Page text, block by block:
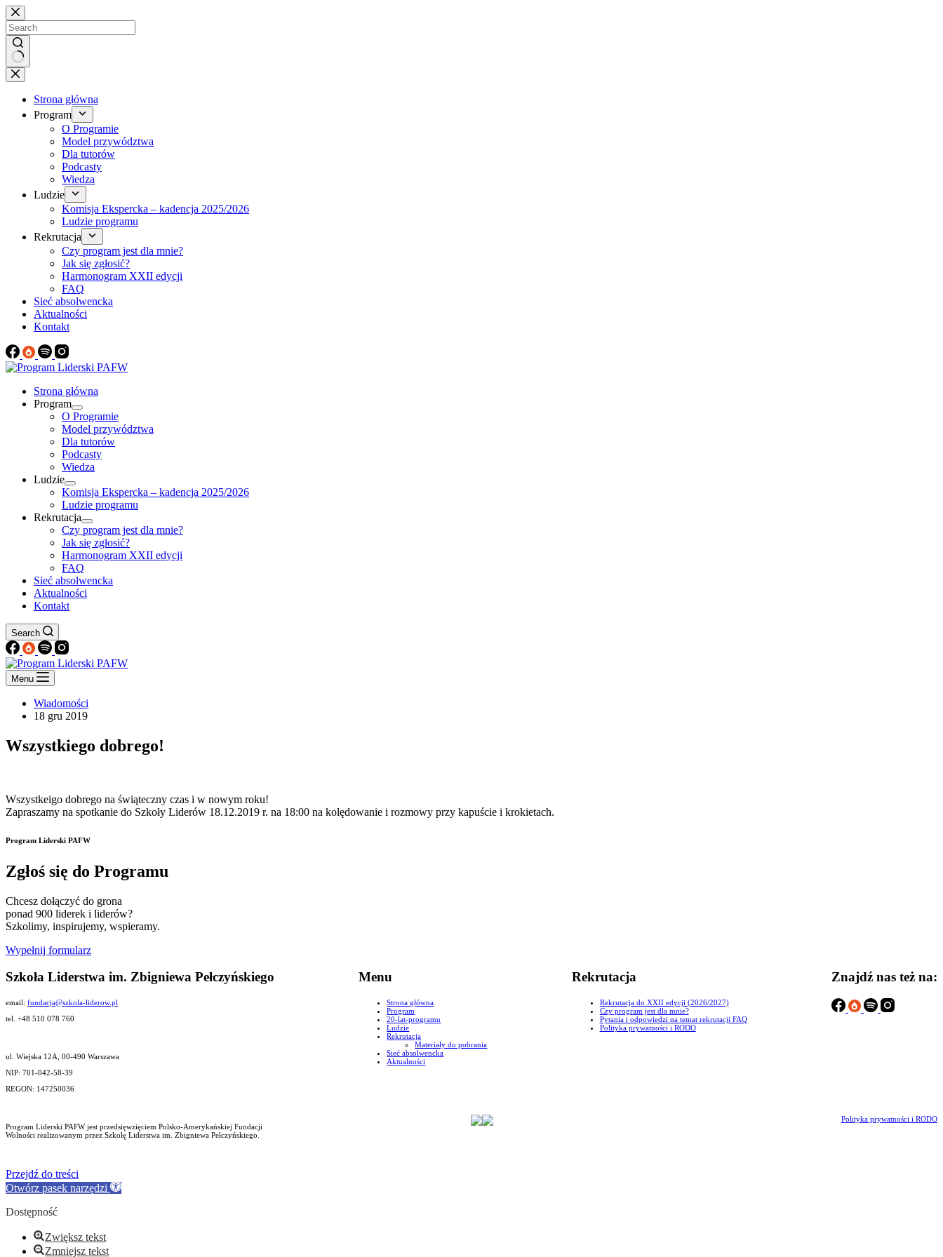
Brak
wyników
Strona główna
Program
O Programie
Model przywództwa
Dla tutorów
Podcasty
Wiedza
Ludzie
Komisja Ekspercka – kadencja 2025/2026
Ludzie programu
Rekrutacja
Czy program jest dla mnie?
Jak się zgłosić?
Harmonogram XXII edycji
FAQ
Sieć absolwencka
Aktualności
Kontakt
Strona główna
Program
O Programie
Model przywództwa
Dla tutorów
Podcasty
Wiedza
Ludzie
Komisja Ekspercka – kadencja 2025/2026
Ludzie programu
Rekrutacja
Czy program jest dla mnie?
Jak się zgłosić?
Harmonogram XXII edycji
FAQ
Sieć absolwencka
Aktualności
Kontakt
Search
Menu
Wiadomości
18 gru 2019
Wszystkiego dobrego!
Wszystkeigo dobrego na świąteczny czas i w nowym roku!
Zapraszamy na spotkanie do Szkoły Liderów 18.12.2019 r. na 18:00 na kolędowanie i rozmowy przy kapuście i krokietach.
Program Liderski PAFW
Zgłoś się do Programu
Chcesz dołączyć do grona
ponad 900 liderek i liderów?
Szkolimy, inspirujemy, wspieramy.
Wypełnij formularz
Szkoła Liderstwa im. Zbigniewa Pełczyńskiego
email: fundacja@szkola-liderow.pl
tel. +48 510 078 760
ul. Wiejska 12A, 00-490 Warszawa
NIP: 701-042-58-39
REGON: 147250036
Menu
Strona główna
Program
20-lat-programu
Ludzie
Rekrutacja
Materiały do pobrania
Sieć absolwencka
Aktualności
Rekrutacja
Rekrutacja do XXII edycji (2026/2027)
Czy program jest dla mnie?
Pytania i odpowiedzi na temat rekrutacji FAQ
Polityka prywatności i RODO
Znajdź nas też na:
Program Liderski PAFW jest przedsięwzięciem Polsko-Amerykańskiej Fundacji
Wolności realizowanym przez Szkołę Liderstwa im. Zbigniewa Pełczyńskiego.
Polityka prywatności i RODO
Przejdź do treści
Otwórz pasek narzędzi
Dostępność
Zwiększ tekst
Zmniejsz tekst